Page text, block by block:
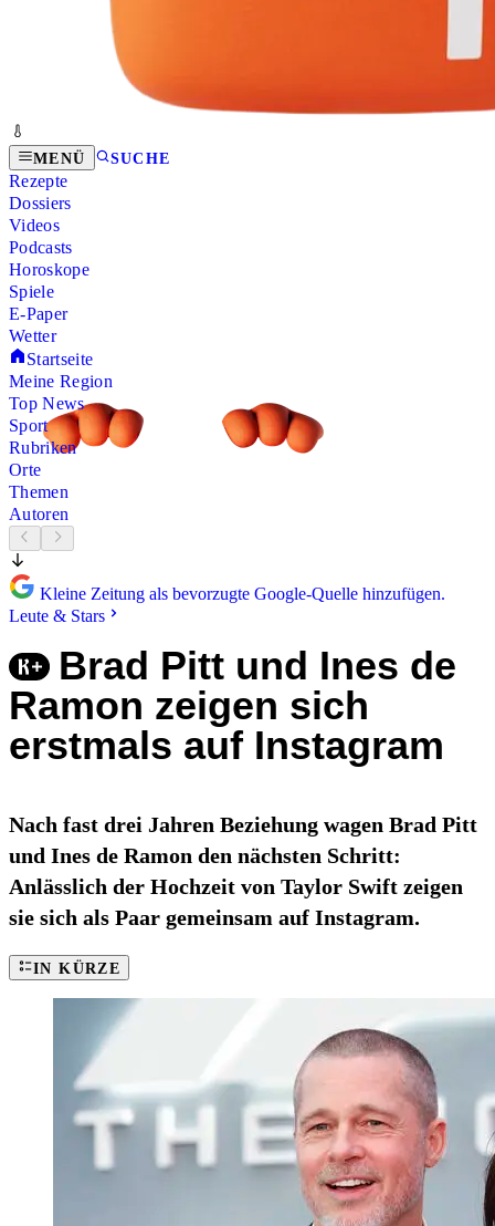
MENÜ SUCHE
Rezepte
Dossiers
Videos
Podcasts
Horoskope
Spiele
E-Paper
Wetter
Startseite
Meine Region
Top News
Sport
Rubriken
Orte
Themen
Autoren
Kleine Zeitung als bevorzugte Google-Quelle hinzufügen.
Leute & Stars
Brad Pitt und Ines de
Ramon zeigen sich
erstmals auf Instagram
Nach fast drei Jahren Beziehung wagen Brad Pitt
und Ines de Ramon den nächsten Schritt:
Anlässlich der Hochzeit von Taylor Swift zeigen
sie sich als Paar gemeinsam auf Instagram.
IN KÜRZE